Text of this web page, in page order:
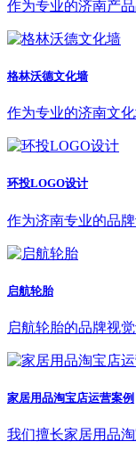
作为专业的济南产
格林沃德文化墙
作为专业的济南文
环投LOGO设计
作为济南专业的品
启航轮胎
启航轮胎的品牌视
家居用品淘宝店运营案例
我们擅长家居用品